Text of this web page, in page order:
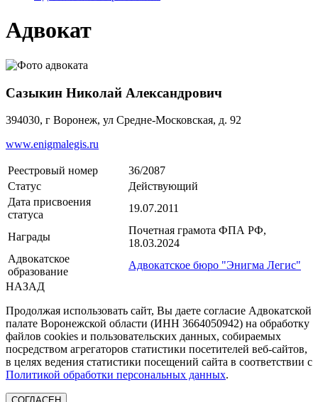
Адвокат
Сазыкин Николай Александрович
394030, г Воронеж, ул Средне-Московская, д. 92
www.enigmalegis.ru
Реестровый номер
36/2087
Статус
Действующий
Дата присвоения
статуса
19.07.2011
Награды
Почетная грамота ФПА РФ,
18.03.2024
Адвокатское
образование
Адвокатское бюро "Энигма Легис"
НАЗАД
Продолжая использовать сайт, Вы даете согласие Адвокатской
палате Воронежской области (ИНН 3664050942) на обработку
файлов cookies и пользовательских данных, собираемых
посредством агрегаторов статистики посетителей веб-сайтов,
в целях ведения статистики посещений сайта в соответствии с
Политикой обработки персональных данных.